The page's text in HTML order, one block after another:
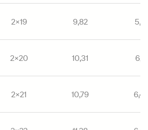
2×19 9,82 5,91
2×20 10,31 6,15
2×21 10,79